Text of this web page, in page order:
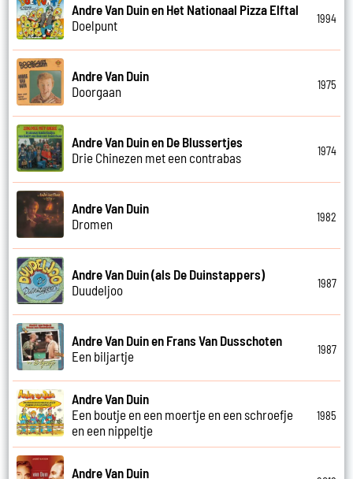
Andre Van Duin en Het Nationaal Pizza Elftal
Doelpunt
1994
Andre Van Duin
Doorgaan
1975
Andre Van Duin en De Blussertjes
Drie Chinezen met een contrabas
1974
Andre Van Duin
Dromen
1982
Andre Van Duin (als De Duinstappers)
Duudeljoo
1987
Andre Van Duin en Frans Van Dusschoten
Een biljartje
1987
Andre Van Duin
Een boutje en een moertje en een schroefje
en een nippeltje
1985
Andre Van Duin